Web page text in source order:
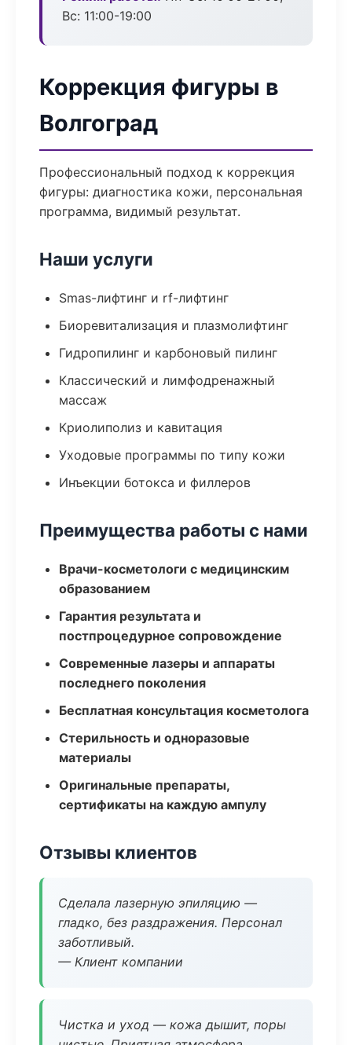
Вс: 11:00-19:00
Коррекция фигуры в
Волгоград
Профессиональный подход к коррекция
фигуры: диагностика кожи, персональная
программа, видимый результат.
Наши услуги
Smas-лифтинг и rf-лифтинг
Биоревитализация и плазмолифтинг
Гидропилинг и карбоновый пилинг
Классический и лимфодренажный
массаж
Криолиполиз и кавитация
Уходовые программы по типу кожи
Инъекции ботокса и филлеров
Преимущества работы с нами
Врачи-косметологи с медицинским
образованием
Гарантия результата и
постпроцедурное сопровождение
Современные лазеры и аппараты
последнего поколения
Бесплатная консультация косметолога
Стерильность и одноразовые
материалы
Оригинальные препараты,
сертификаты на каждую ампулу
Отзывы клиентов
Сделала лазерную эпиляцию —
гладко, без раздражения. Персонал
заботливый.
— Клиент компании
Чистка и уход — кожа дышит, поры